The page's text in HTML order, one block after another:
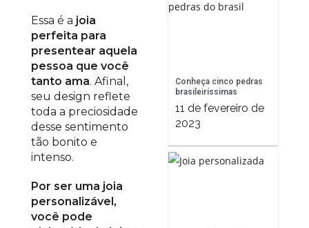
Essa é a joia
perfeita para
presentear aquela
pessoa que você
tanto ama. Afinal,
seu design reflete
toda a preciosidade
desse sentimento
tão bonito e
intenso.
Por ser uma joia
personalizável,
você pode
Conheça cinco pedras
brasileiríssimas
11 de fevereiro de
2023